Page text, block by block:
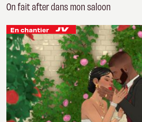
On fait after dans mon saloon
En chantier